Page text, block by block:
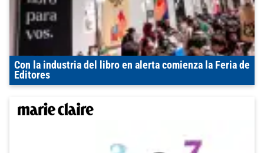
Con la industria del libro en alerta comienza la Feria de
Editores